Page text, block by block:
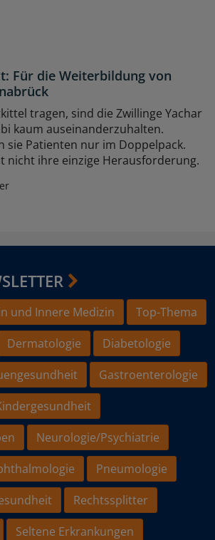
Für die Weiterbildung von
tragen, sind die Zwillinge Yachar
kaum auseinanderzuhalten.
sie Patienten nur im Doppelpack.
nicht ihre einzige Herausforderung.
und Innere Medizin
Top-Thema
Dermatologie
Diabetologie
Gastroenterologie
Neurologie/Psychiatrie
Pneumologie
Rechtssplitter
Seltene Erkrankungen